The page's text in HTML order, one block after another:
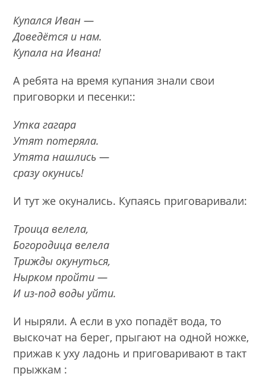
Купался Иван —
Доведётся и нам.
Купала на Ивана!
А ребята на время купания знали свои
приговорки и песенки::
Утка гагара
Утят потеряла.
Утята нашлись —
сразу окунись!
И тут же окунались. Купаясь приговаривали:
Троица велела,
Богородица велела
Трижды окунуться,
Нырком пройти —
И из-под воды уйти.
И ныряли. А если в ухо попадёт вода, то
выскочат на берег, прыгают на одной ножке,
прижав к уху ладонь и приговаривают в такт
прыжкам :